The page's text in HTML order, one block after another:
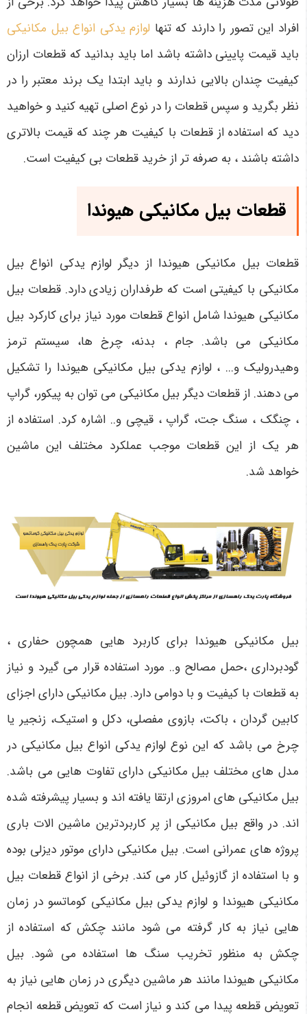
افراد این تصور را دارند که تنها لوازم یدکی انواع بیل مکانیکی
باید قیمت پایینی داشته باشد اما باید بدانید که قطعات ارزان
کیفیت چندان بالایی ندارند و باید ابتدا یک برند معتبر را در
نظر بگرید و سپس قطعات را در نوع اصلی تهیه کنید و خواهید
دید که استفاده از قطعات با کیفیت هر چند که قیمت بالاتری
داشته باشند ، به صرفه تر از خرید قطعات بی کیفیت است.
قطعات بیل مکانیکی هیوندا
قطعات بیل مکانیکی هیوندا از دیگر لوازم یدکی انواع بیل
مکانیکی با کیفیتی است که طرفداران زیادی دارد. قطعات بیل
مکانیکی هیوندا شامل انواع قطعات مورد نیاز برای کارکرد بیل
مکانیکی می باشد. جام ، بدنه، چرخ ها، سیستم ترمز
وهیدرولیک و... ، لوازم یدکی بیل مکانیکی هیوندا را تشکیل
می دهند. از قطعات دیگر بیل مکانیکی می توان به پیکور، گراپ
، چنگک ، سنگ جت، گراپ ، قیچی و.. اشاره کرد. استفاده از
هر یک از این قطعات موجب عملکرد مختلف این ماشین
خواهد شد.
بیل مکانیکی هیوندا برای کاربرد هایی همچون حفاری ،
گودبرداری ،حمل مصالح و.. مورد استفاده قرار می گیرد و نیاز
به قطعات با کیفیت و با دوامی دارد. بیل مکانیکی دارای اجزای
کابین گردان ، باکت، بازوی مفصلی، دکل و استیک، زنجیر یا
چرخ می باشد که این نوع لوازم یدکی انواع بیل مکانیکی در
مدل های مختلف بیل مکانیکی دارای تفاوت هایی می باشد.
بیل مکانیکی های امروزی ارتقا یافته اند و بسیار پیشرفته شده
اند. در واقع بیل مکانیکی از پر کاربردترین ماشین الات باری
پروژه های عمرانی است. بیل مکانیکی دارای موتور دیزلی بوده
و با استفاده از گازوئیل کار می کند. برخی از انواع قطعات بیل
مکانیکی هیوندا و لوازم یدکی بیل مکانیکی کوماتسو در زمان
هایی نیاز به کار گرفته می شود مانند چکش که استفاده از
چکش به منظور تخریب سنگ ها استفاده می شود. بیل
مکانیکی هیوندا مانند هر ماشین دیگری در زمان هایی نیاز به
تعویض قطعه پیدا می کند و نیاز است که تعویض قطعه انجام